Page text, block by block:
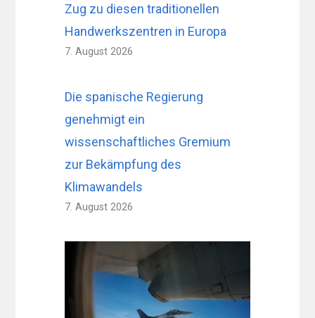
Zug zu diesen traditionellen
Handwerkszentren in Europa
7. August 2026
Die spanische Regierung
genehmigt ein
wissenschaftliches Gremium
zur Bekämpfung des
Klimawandels
7. August 2026